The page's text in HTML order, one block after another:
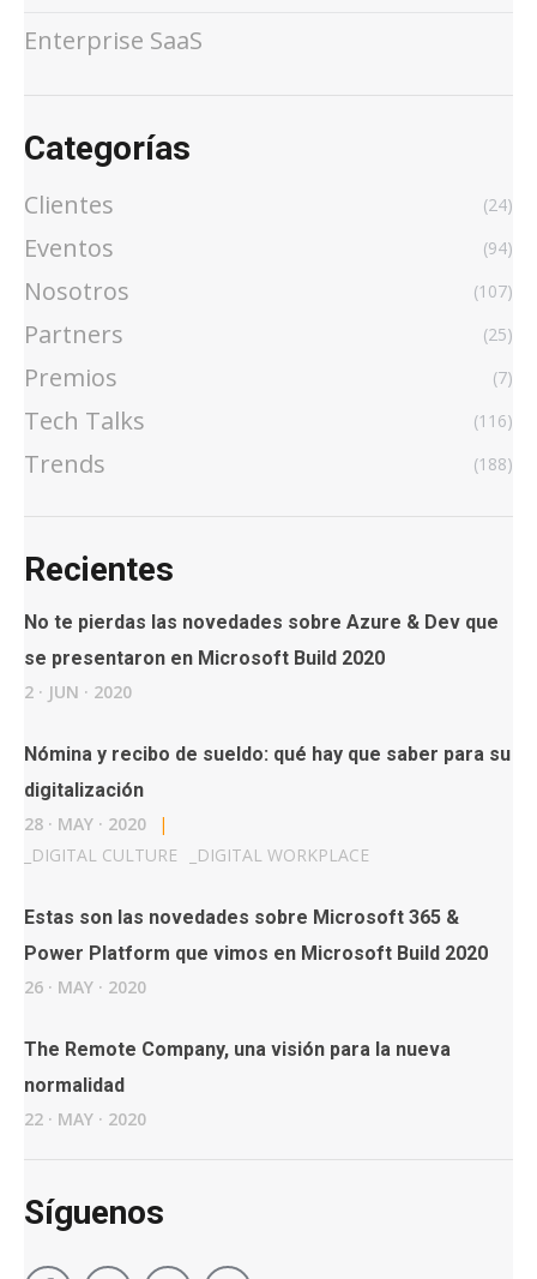
Enterprise SaaS
Categorías
Clientes (24)
Eventos (94)
Nosotros (107)
Partners (25)
Premios (7)
Tech Talks (116)
Trends (188)
Recientes
No te pierdas las novedades sobre Azure & Dev que
se presentaron en Microsoft Build 2020
2 · JUN · 2020
Nómina y recibo de sueldo: qué hay que saber para su
digitalización
28 · MAY · 2020
|
DIGITAL CULTURE DIGITAL WORKPLACE
Estas son las novedades sobre Microsoft 365 &
Power Platform que vimos en Microsoft Build 2020
26 · MAY · 2020
The Remote Company, una visión para la nueva
normalidad
22 · MAY · 2020
Síguenos